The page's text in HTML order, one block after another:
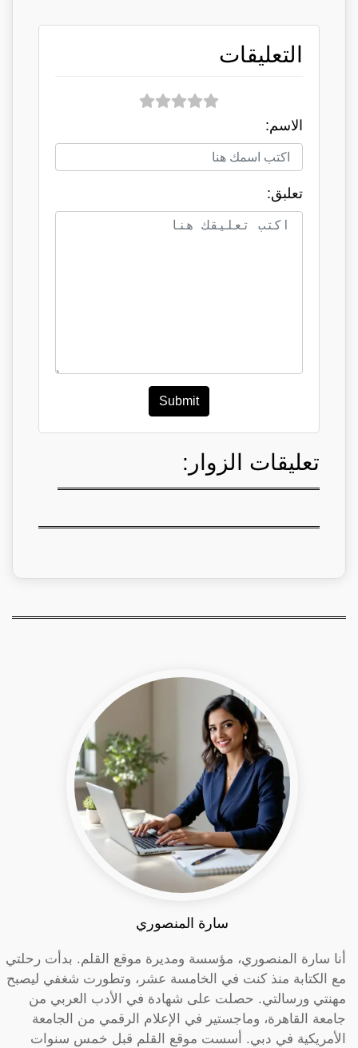
التعليقات
الاسم:
تعلبق:
Submit
تعليقات الزوار:
سارة المنصوري
أنا سارة المنصوري، مؤسسة ومديرة موقع القلم. بدأت رحلتي
مع الكتابة منذ كنت في الخامسة عشر، وتطورت شغفي ليصبح
مهنتي ورسالتي. حصلت على شهادة في الأدب العربي من
جامعة القاهرة، وماجستير في الإعلام الرقمي من الجامعة
الأمريكية في دبي. أسست موقع القلم قبل خمس سنوات